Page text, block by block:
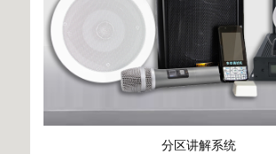
分区讲解系统